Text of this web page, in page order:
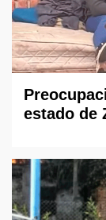
estado de